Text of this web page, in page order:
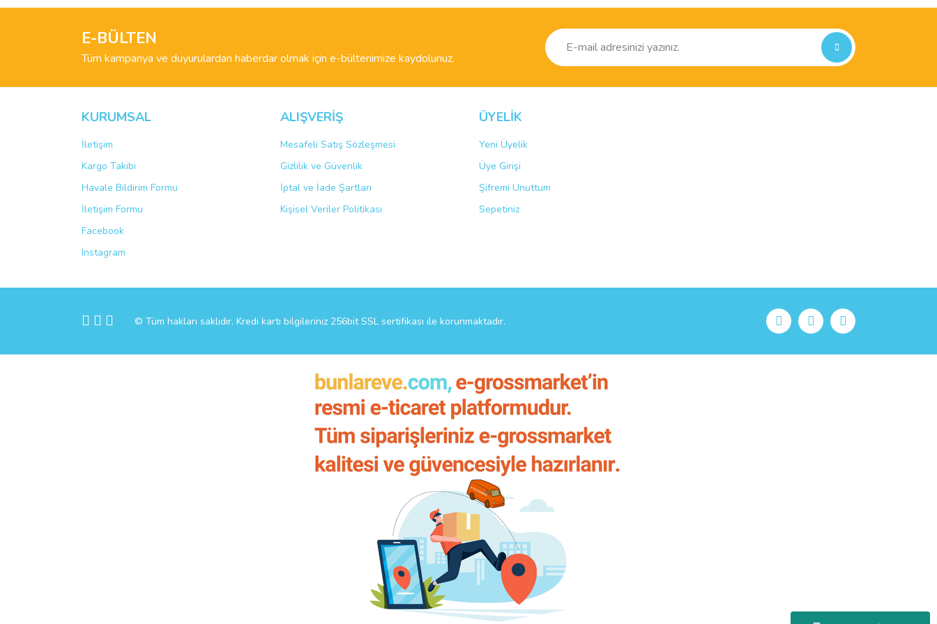
Ürün resmi kalitesiz, bozuk veya görüntülenemiyor.
Bu ürüne benzer farklı alternatifler olmalı.
E-BÜLTEN
Tüm kampanya ve duyurulardan haberdar olmak için e-bültenimize kaydolunuz.
KURUMSAL
İletişim
Kargo Takibi
Havale Bildirim Formu
İletişim Formu
Facebook
Instagram
ALIŞVERİŞ
Mesafeli Satış Sözleşmesi
Gizlilik ve Güvenlik
İptal ve İade Şartları
Kişisel Veriler Politikası
ÜYELİK
Yeni Üyelik
Üye Girişi
Şifremi Unuttum
Sepetiniz
© Tüm hakları saklıdır. Kredi kartı bilgileriniz 256bit SSL sertifikası ile korunmaktadır.